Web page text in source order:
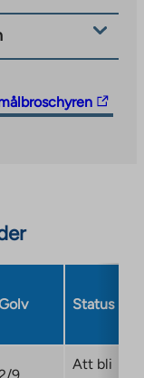
Status
9
Att bli